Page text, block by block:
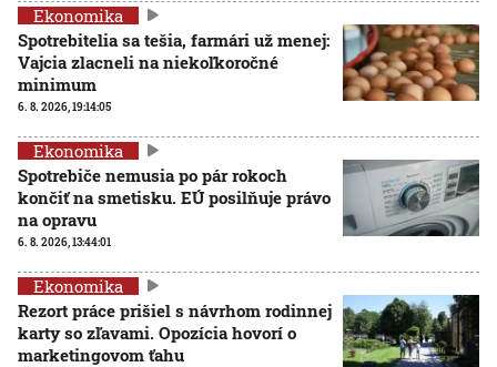
Ekonomika
Spotrebitelia sa tešia, farmári už menej:
Vajcia zlacneli na niekoľkoročné
minimum
6. 8. 2026, 19:14:05
Ekonomika
Spotrebiče nemusia po pár rokoch
končiť na smetisku. EÚ posilňuje právo
na opravu
6. 8. 2026, 13:44:01
Ekonomika
Rezort práce prišiel s návrhom rodinnej
karty so zľavami. Opozícia hovorí o
marketingovom ťahu